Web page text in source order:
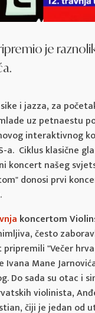
je
i jazza, za
uz petnaestu
interaktivnog
a. Ciklus klasične
koncert našeg
donosi prvi
koncertom
često
"Večer
Mane
Do sada su otac i
violinista,
čiji je jedan od